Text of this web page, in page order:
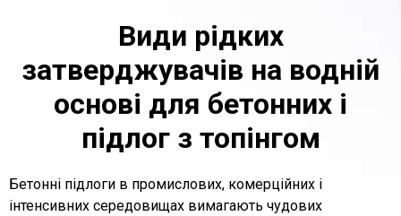
Види рідких
затверджувачів на водній
основі для бетонних і
підлог з топінгом
Бетонні підлоги в промислових, комерційних і
інтенсивних середовищах вимагають чудових